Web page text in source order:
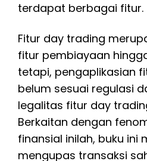
terdapat berbagai fitur.
Fitur day trading
fitur pembiayaan
tetapi, pengaplikasian
belum sesuai regulasi
legalitas fitur day
Berkaitan dengan
finansial inilah, buku ini
mengupas transaksi